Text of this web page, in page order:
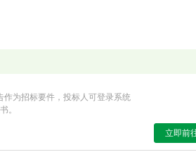
为招标要件，投标人可登录系统
。
立即前